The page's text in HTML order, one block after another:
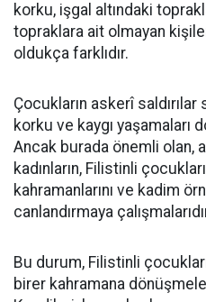
korku, işgal altındaki
topraklara ait olmayan
oldukça farklıdır.
Çocukların askerî
korku ve kaygı yaşamaları
Ancak burada önemli olan,
kadınların, Filistinli
kahramanlarını ve kadim
canlandırmaya
Bu durum, Filistinli
birer kahramana